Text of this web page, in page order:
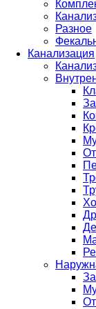
Разное
Канализация